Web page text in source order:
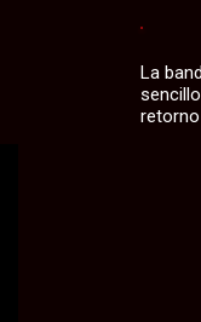
La